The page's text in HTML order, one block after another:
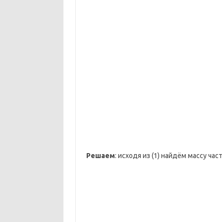
Решаем: исходя из (1) найдём массу